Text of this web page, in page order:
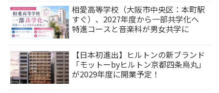
相愛高等学校（大阪市中央区：本町駅
すぐ）、2027年度から一部共学化へ
特進コースと音楽科が男女共学に
【日本初進出】ヒルトンの新ブランド
「モットーbyヒルトン京都四条烏丸」
が2029年度に開業予定！